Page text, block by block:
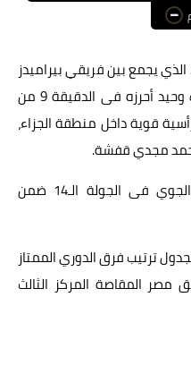
عالم المرأة
فن وثقافة
أخبار مصر
أخبار عربية
يجمع بين فريقي بيراميدز
ومصر المقاصة بتقدم الأول بهدف وحيد أحرزه فى الدقيقة 9 من
قوية داخل منطقة الجزاء،
مجدي قفشة.
تقام المباراة على ملعب الدفاع الجوي فى الجولة الـ14 ضمن
ترتيب فرق الدوري الممتاز
فريق مصر المقاصة المركز الثالث